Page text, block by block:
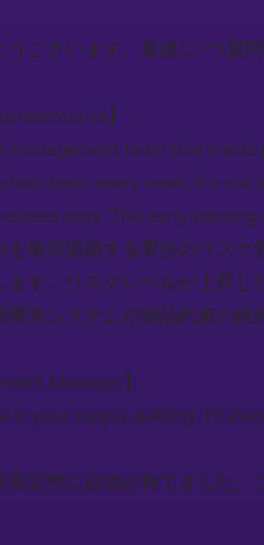
うございます。最後に1つ
】:
management team that
team every week. If a
days. This early
を毎日追跡する専任のリス
ます。リスクレベルが上昇
告システムが納品約束の維
Manager】:
in your supply stability. I'll
安定性に自信が持てました